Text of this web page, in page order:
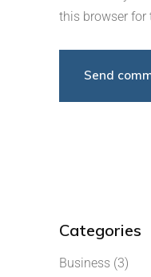
this browser for
Categories
Business (3)